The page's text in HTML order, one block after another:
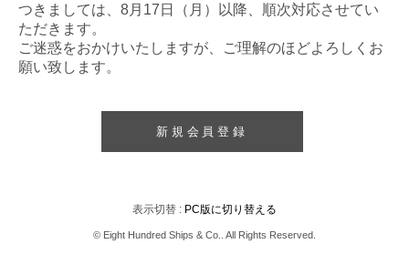
つきましては、8月17日（月）以降、順次対応させてい
ただきます。
ご迷惑をおかけいたしますが、ご理解のほどよろしくお
願い致します。
新規会員登録
表示切替 : PC版に切り替える
© Eight Hundred Ships & Co.. All Rights Reserved.